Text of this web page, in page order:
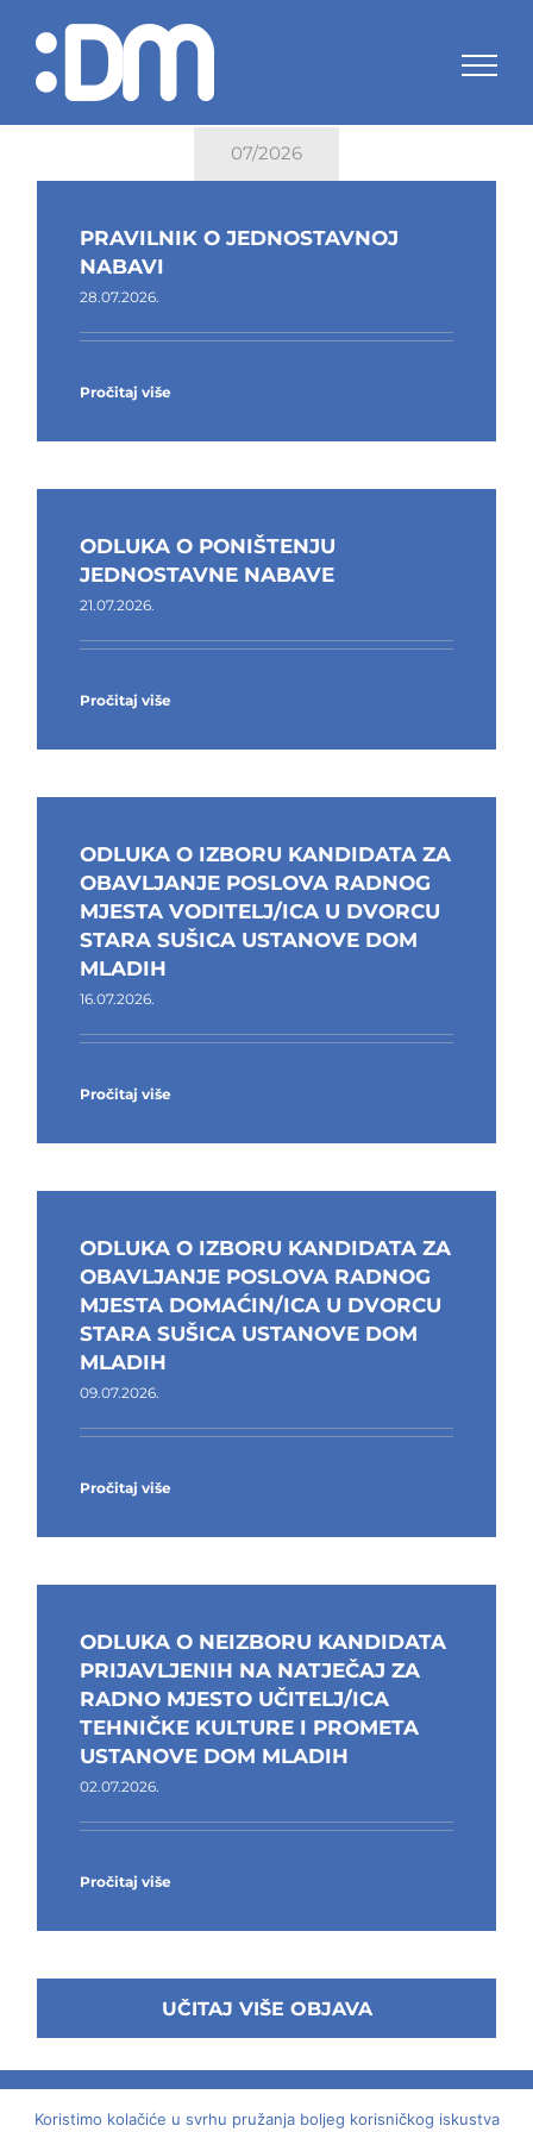
content
07/2026
PRAVILNIK O JEDNOSTAVNOJ
NABAVI
28.07.2026.
Pročitaj više
ODLUKA O PONIŠTENJU
JEDNOSTAVNE NABAVE
21.07.2026.
Pročitaj više
ODLUKA O IZBORU KANDIDATA ZA
OBAVLJANJE POSLOVA RADNOG
MJESTA VODITELJ/ICA U DVORCU
STARA SUŠICA USTANOVE DOM
MLADIH
16.07.2026.
Pročitaj više
ODLUKA O IZBORU KANDIDATA ZA
OBAVLJANJE POSLOVA RADNOG
MJESTA DOMAĆIN/ICA U DVORCU
STARA SUŠICA USTANOVE DOM
MLADIH
09.07.2026.
Pročitaj više
ODLUKA O NEIZBORU KANDIDATA
PRIJAVLJENIH NA NATJEČAJ ZA
RADNO MJESTO UČITELJ/ICA
TEHNIČKE KULTURE I PROMETA
USTANOVE DOM MLADIH
02.07.2026.
Pročitaj više
UČITAJ VIŠE OBJAVA
© 2018 -2026 | Dom mladih - Laginjina 15, Rijeka,
Koristimo kolačiće u svrhu pružanja boljeg korisničkog iskustva